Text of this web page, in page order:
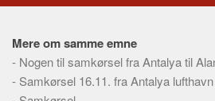
Forbrug
Social sikring og sundhed
Transport
Alle
Mere om samme emne
- Nogen til samkørsel fra Antalya til
- Samkørsel 16.11. fra Antalya